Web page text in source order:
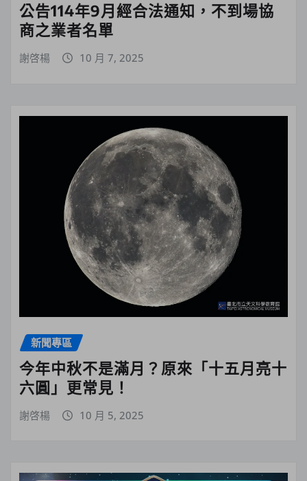
公告114年9月經合法通知，不到場協
商之業者名單
謝啓楊 10 月 7, 2025
新聞專區
今年中秋不是滿月？原來「十五月亮十
六圓」更常見！
謝啓楊 10 月 5, 2025